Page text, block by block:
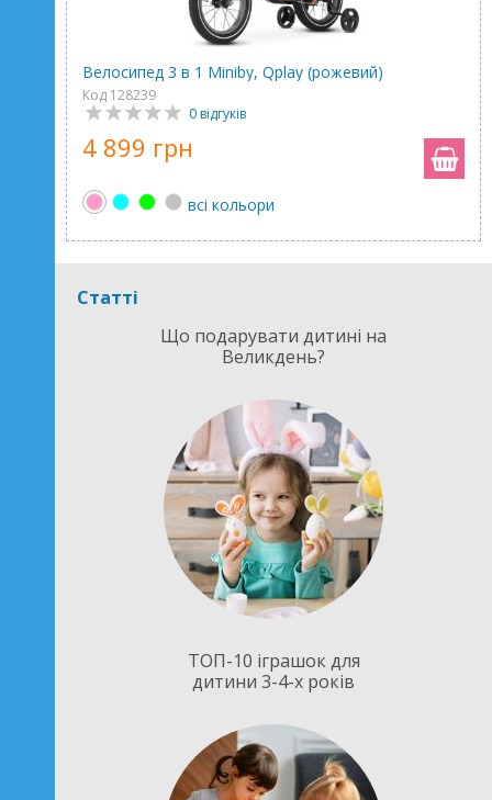
Велосипед 3 в 1 Miniby, Qplay (рожевий)
Код 128239
0 відгуків
4 899 грн
всі кольори
Статті
Що подарувати дитині на
Великдень?
ТОП-10 іграшок для
дитини 3-4-х років